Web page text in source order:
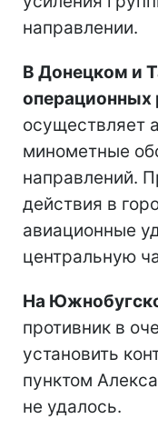
направлении.
В Донецком и
операционных
осуществляет
минометные
направлений.
действия в
авиационные
центральную
На
противник в
установить
пунктом
не удалось.